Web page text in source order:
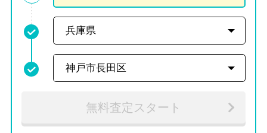
無料査定スタート